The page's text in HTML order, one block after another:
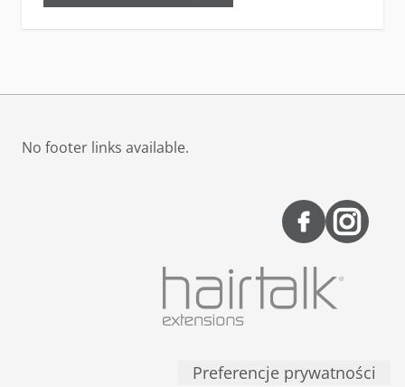
No footer links available.